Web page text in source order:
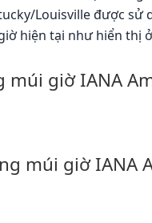
Louisville được sử
hiện tại như hiển thị
múi giờ IANA
múi giờ IANA